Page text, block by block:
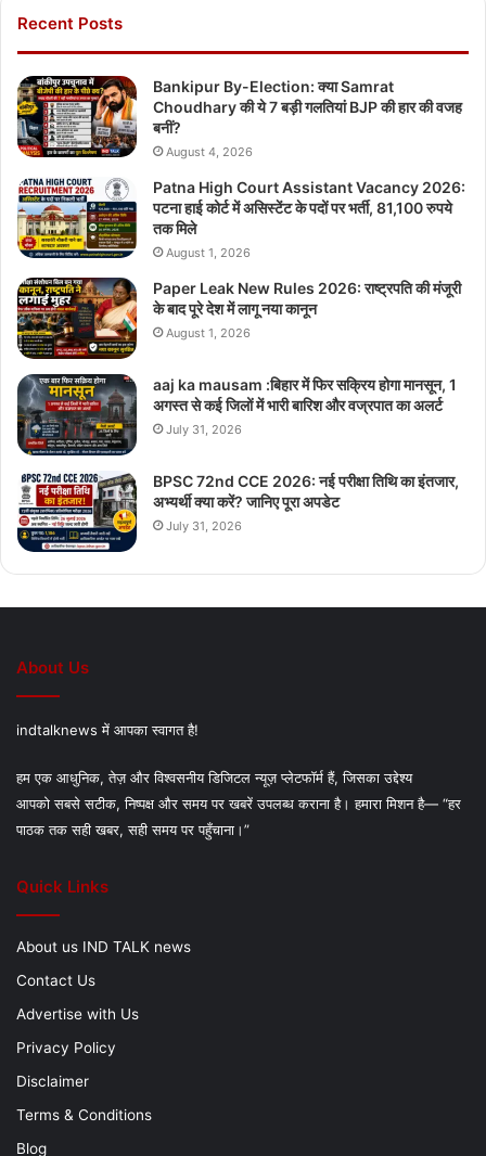
Recent Posts
Bankipur By-Election: क्या Samrat
Choudhary की ये 7 बड़ी गलतियां BJP की हार की वजह
बनीं?
August 4, 2026
Patna High Court Assistant Vacancy 2026:
पटना हाई कोर्ट में असिस्टेंट के पदों पर भर्ती, 81,100 रुपये
तक मिले
August 1, 2026
Paper Leak New Rules 2026: राष्ट्रपति की मंजूरी
के बाद पूरे देश में लागू नया कानून
August 1, 2026
aaj ka mausam :बिहार में फिर सक्रिय होगा मानसून, 1
अगस्त से कई जिलों में भारी बारिश और वज्रपात का अलर्ट
July 31, 2026
BPSC 72nd CCE 2026: नई परीक्षा तिथि का इंतजार,
अभ्यर्थी क्या करें? जानिए पूरा अपडेट
July 31, 2026
About Us
indtalknews में आपका स्वागत है!
हम एक आधुनिक, तेज़ और विश्वसनीय डिजिटल न्यूज़ प्लेटफॉर्म हैं, जिसका उद्देश्य
आपको सबसे सटीक, निष्पक्ष और समय पर खबरें उपलब्ध कराना है। हमारा मिशन है— “हर
पाठक तक सही खबर, सही समय पर पहुँचाना।”
Quick Links
About us IND TALK news
Contact Us
Advertise with Us
Privacy Policy
Disclaimer
Terms & Conditions
Blog